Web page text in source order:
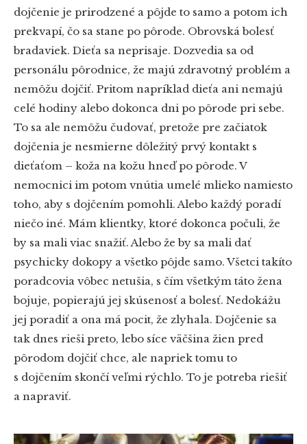
dojčenie je prirodzené a pôjde to samo a potom ich
prekvapí, čo sa stane po pôrode. Obrovská bolesť
bradaviek. Dieťa sa neprisaje. Dozvedia sa od
personálu pôrodnice, že majú zdravotný problém a
nemôžu dojčiť. Pritom napríklad dieťa ani nemajú
celé hodiny alebo dokonca dni po pôrode pri sebe.
To sa ale nemôžu čudovať, pretože pre začiatok
dojčenia je nesmierne dôležitý prvý kontakt s
dieťaťom – koža na kožu hneď po pôrode. V
nemocnici im potom vnútia umelé mlieko namiesto
toho, aby s dojčením pomohli. Alebo každý poradí
niečo iné. Mám klientky, ktoré dokonca počuli, že
by sa mali viac snažiť. Alebo že by sa mali dať
psychicky dokopy a všetko pôjde samo. Všetci takíto
poradcovia vôbec netušia, s čím všetkým táto žena
bojuje, popierajú jej skúsenosť a bolesť. Nedokážu
jej poradiť a ona má pocit, že zlyhala. Dojčenie sa
tak dnes rieši preto, lebo síce väčšina žien pred
pôrodom dojčiť chce, ale napriek tomu to
s dojčením skončí veľmi rýchlo. To je potreba riešiť
a napraviť.